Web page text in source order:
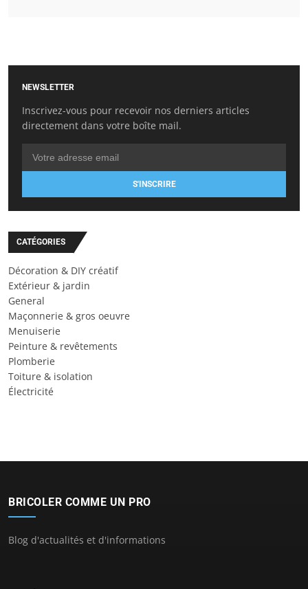
NEWSLETTER
Inscrivez-vous pour recevoir nos derniers articles
directement dans votre boîte mail.
S'INSCRIRE
CATÉGORIES
Décoration & DIY créatif
Extérieur & jardin
General
Maçonnerie & gros oeuvre
Menuiserie
Peinture & revêtements
Plomberie
Toiture & isolation
Électricité
BRICOLER COMME UN PRO
Blog d'actualités et d'informations